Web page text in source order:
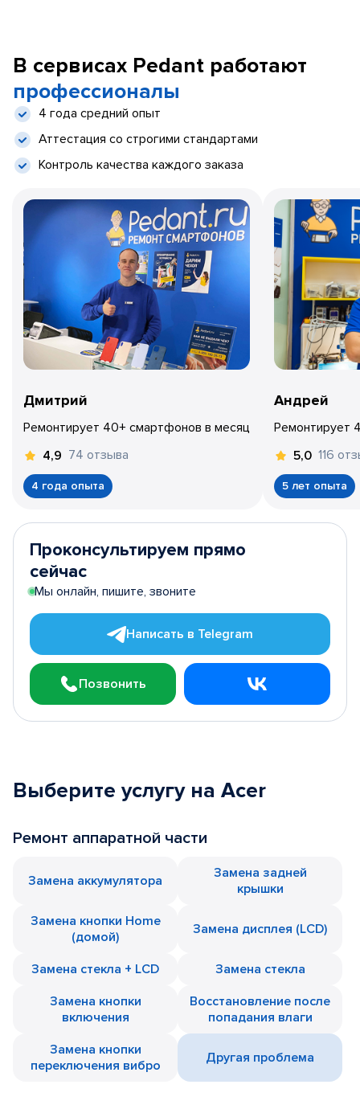
В сервисах Pedant работают
профессионалы
4 года средний опыт
Аттестация со строгими стандартами
Контроль качества каждого заказа
Дмитрий
Ремонтирует 40+ смартфонов в месяц
4,9 74 отзыва
4 года опыта
Андрей
Ремонтирует
5,0 116
5 лет опыта
Проконсультируем прямо
сейчас
Мы онлайн, пишите, звоните
Написать в Telegram
Позвонить
Выберите услугу на Acer
Ремонт аппаратной части
Замена аккумулятора
Замена задней
крышки
Замена кнопки Home
(домой)
Замена дисплея (LCD)
Замена стекла + LCD
Замена стекла
Замена кнопки
включения
Восстановление после
попадания влаги
Замена кнопки
переключения вибро
Другая проблема